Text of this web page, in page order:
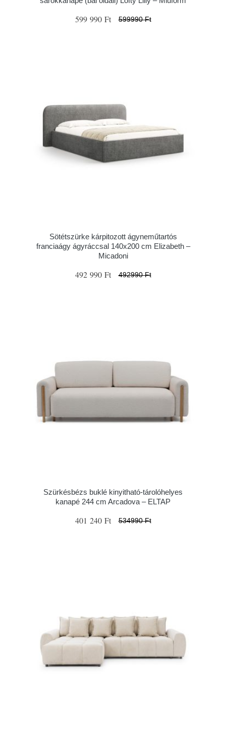
599 990 Ft 599990 Ft
Sötétszürke kárpitozott ágyneműtartós
franciaágy ágyráccsal 140x200 cm Elizabeth –
Micadoni
492 990 Ft 492990 Ft
Szürkésbézs buklé kinyitható-tárolóhelyes
kanapé 244 cm Arcadova – ELTAP
401 240 Ft 534990 Ft